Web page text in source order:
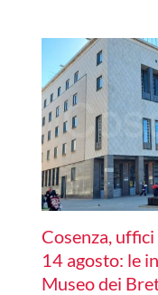
Cosenza,
14 agosto: le
Museo dei